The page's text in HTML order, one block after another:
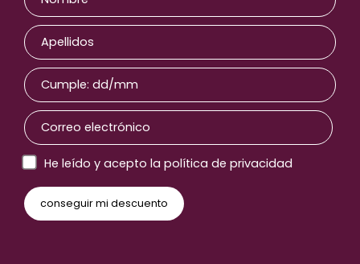
He leído y acepto la política de privacidad